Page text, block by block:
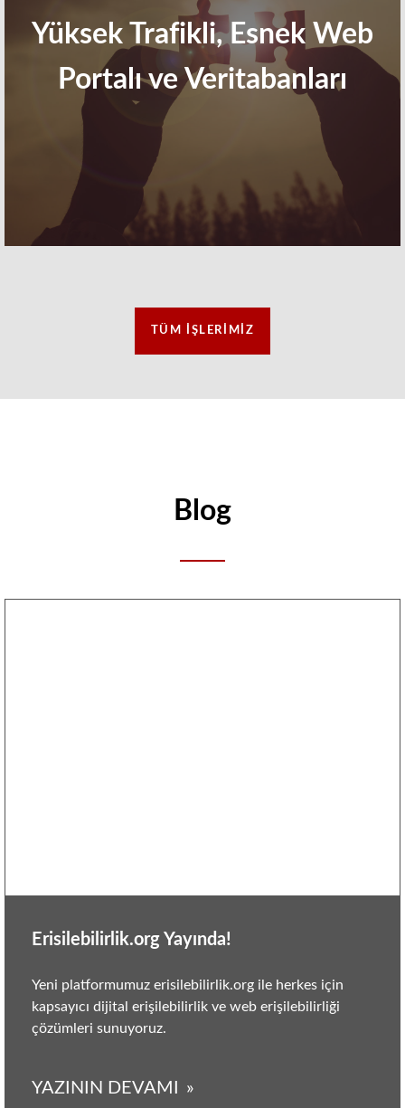
Yüksek Trafikli, Esnek Web
Portalı ve Veritabanları
TÜM İŞLERIMIZ
Blog
Erisilebilirlik.org Yayında!
Yeni platformumuz erisilebilirlik.org ile herkes için
kapsayıcı dijital erişilebilirlik ve web erişilebilirliği
çözümleri sunuyoruz.
YAZININ DEVAMI